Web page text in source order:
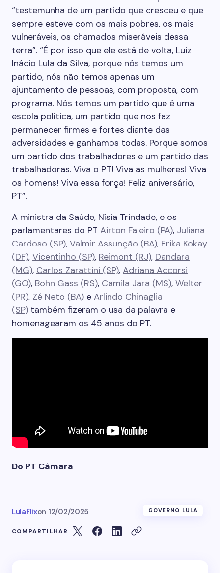
“testemunha de um partido que cresceu e que
sempre esteve com os mais pobres, os mais
vulneráveis, os chamados miseráveis dessa
terra”. “É por isso que ele está de volta, Luiz
Inácio Lula da Silva, porque nós temos um
partido, nós não temos apenas um
ajuntamento de pessoas, com proposta, com
programa. Nós temos um partido que é uma
escola política, um partido que nos faz
permanecer firmes e fortes diante das
adversidades e ganhamos todas. Porque somos
um partido dos trabalhadores e um partido das
trabalhadoras. Viva o PT! Viva as mulheres! Viva
os homens! Viva essa força! Feliz aniversário,
PT”.
A ministra da Saúde, Nísia Trindade, e os
parlamentares do PT Airton Faleiro (PA), Juliana
Cardoso (SP), Valmir Assunção (BA), Erika Kokay
(DF), Vicentinho (SP), Reimont (RJ), Dandara
(MG), Carlos Zarattini (SP), Adriana Accorsi
(GO), Bohn Gass (RS), Camila Jara (MS), Welter
(PR), Zé Neto (BA) e Arlindo Chinaglia
(SP) também fizeram o usa da palavra e
homenagearam os 45 anos do PT.
Do PT Câmara
LulaFlixon 12/02/2025 GOVERNO LULA
COMPARTILHAR